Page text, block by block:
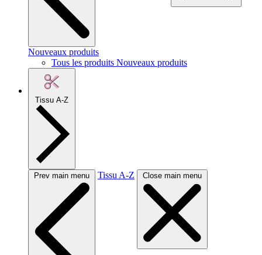
Nouveaux produits
Tous les produits Nouveaux produits
Tissu A-Z
Prev main menu Tissu A-Z Close main menu